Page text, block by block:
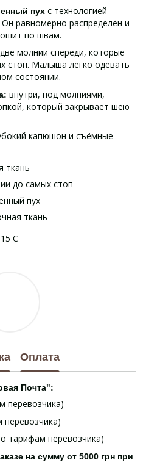
пух с технологией
равномерно распределён и
по швам.
две молнии спереди, которые
стоп. Малыша легко одевать
состоянии.
внутри, под молниями,
который закрывает шею
капюшон и съёмные
ткань
до самых стоп
пух
ткань
С
Оплата
Почта":
перевозчика)
тарифам перевозчика)
на сумму от 5000 грн при